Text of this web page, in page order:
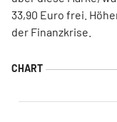
33,90 Euro frei.
der Finanzkrise.